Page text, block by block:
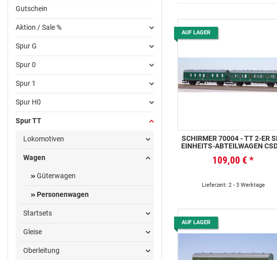
AUF LAGER
SCHIRMER 70004 - TT 2-ER
EINHEITS-ABTEILWAGEN
109,00 € *
Lieferzeit: 2 - 3 Werktage
AUF LAGER
Gutschein
Aktion / Sale %
Spur G
Spur 0
Spur 1
Spur H0
Spur TT
Lokomotiven
Wagen
Güterwagen
Personenwagen
Startsets
Gleise
Oberleitung